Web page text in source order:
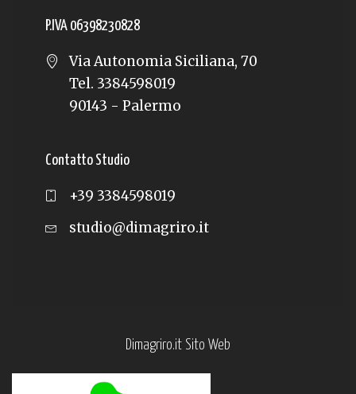
P.IVA 06398230828
Via Autonomia Siciliana, 70
Tel. 3384598019
90143 - Palermo
Contatto Studio
+39 3384598019
studio@dimagriro.it
Dimagriro.it Sito Web